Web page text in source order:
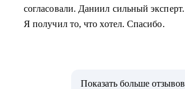
согласовали. Даниил сильный эксперт.
Я получил то, что хотел. Спасибо.
Показать больше отзывов